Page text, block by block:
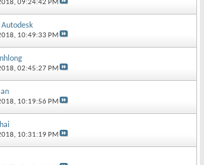
09:24:42 PM
Autodesk
10:49:33 PM
02:45:27 PM
10:19:56 PM
10:31:19 PM